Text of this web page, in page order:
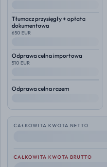
Tłumacz przysięgły + opłata
dokumentowa
650 EUR
Odprawa celna importowa
510 EUR
Odprawa celna razem
CAŁKOWITA KWOTA NETTO
CAŁKOWITA KWOTA BRUTTO